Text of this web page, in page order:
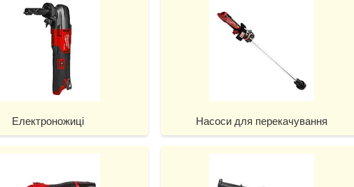
Електроножиці Насоси для перекачування